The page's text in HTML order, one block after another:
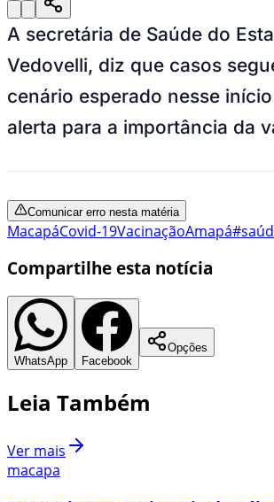
A secretária de Saúde do
Vedovelli, diz que casos
cenário esperado nesse
alerta para a importância da
Comunicar erro nesta matéria
MacapáCovid-19VacinaçãoAmapá
Compartilhe esta notícia
WhatsApp Facebook
Opções
Leia Também
Ver mais
macapa